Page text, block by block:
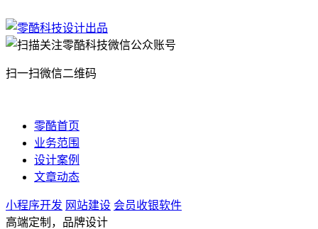
扫一扫微信二维码
零酷首页
业务范围
设计案例
文章动态
小程序开发 网站建设 会员收银软件
高端定制，品牌设计